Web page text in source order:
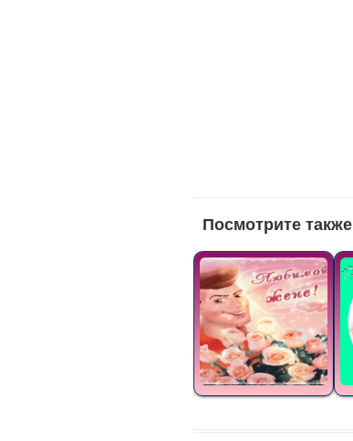
Посмотрите